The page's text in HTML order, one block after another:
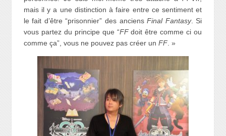
mais il y a une distinction à faire entre ce sentiment et
le fait d’être “prisonnier” des anciensFinal Fantasy. Si
vous partez du principe que “FFdoit être comme ci ou
comme ça”, vous ne pouvez pas créer un FF. »